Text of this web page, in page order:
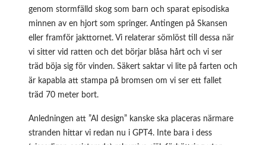
genom stormfälld skog som barn och sparat episodiska
minnen av en hjort som springer. Antingen på Skansen
eller framför jakttornet. Vi relaterar sömlöst till dessa när
vi sitter vid ratten och det börjar blåsa hårt och vi ser
träd böja sig för vinden. Säkert saktar vi lite på farten och
är kapabla att stampa på bromsen om vi ser ett fallet
träd 70 meter bort.
Anledningen att ”AI design” kanske ska placeras närmare
stranden hittar vi redan nu i GPT4. Inte bara i dess